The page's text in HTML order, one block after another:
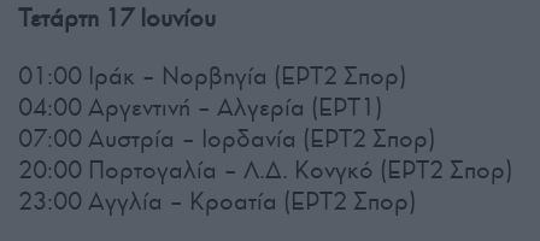
Τετάρτη 17 Ιουνίου
01:00 Ιράκ – Νορβηγία (ΕΡΤ2 Σπορ)
04:00 Αργεντινή – Αλγερία (ΕΡΤ1)
07:00 Αυστρία – Ιορδανία (ΕΡΤ2 Σπορ)
20:00 Πορτογαλία – Λ.Δ. Κονγκό (ΕΡΤ2 Σπορ)
23:00 Αγγλία – Κροατία (ΕΡΤ2 Σπορ)